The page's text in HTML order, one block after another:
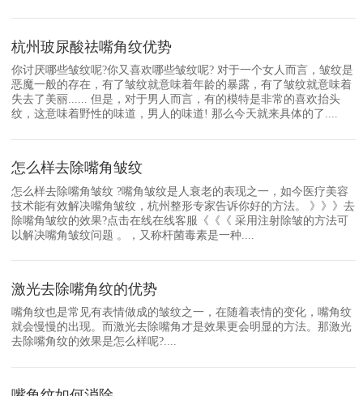
杭州玻尿酸祛嘴角纹优势
你讨厌哪些皱纹呢?你又喜欢哪些皱纹呢? 对于一个女人而言，皱纹是
恶魔一般的存在，有了皱纹就意味着年龄的暴露，有了皱纹就意味着
失去了美丽...... 但是，对于男人而言，有的模特是非常的喜欢抬头
纹，这意味着野性的味道，男人的味道! 那么今天就来具体的了....
怎么样去除嘴角皱纹
怎么样去除嘴角皱纹 ?嘴角皱纹是人衰老的表现之一，如今医疗美容
技术能有效解决嘴角皱纹，杭州整形专家告诉你好的方法。 》》》去
除嘴角皱纹的效果?点击在线在线客服《《《 采用注射除皱的方法可
以解决嘴角皱纹问题 。，又称杆菌毒素是一种....
激光去除嘴角纹的优势
嘴角纹也是常见有表情做成的皱纹之一，在随着表情的变化，嘴角纹
就会慢慢的出现。而激光去除嘴角才是效果更会明显的方法。那激光
去除嘴角纹的效果是怎么样呢?....